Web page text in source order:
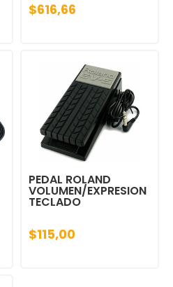
$616,66
PEDAL ROLAND
VOLUMEN/EXPRESION
TECLADO
$115,00